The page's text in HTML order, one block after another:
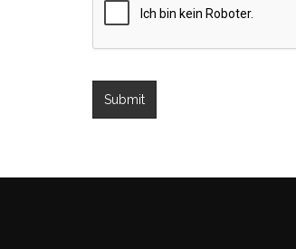
Submit